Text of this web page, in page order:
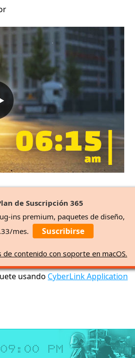
de Suscripción 365
ins premium, paquetes de diseño,
mes.
Suscribirse
contenido con soporte en macOS.
usando CyberLink Application